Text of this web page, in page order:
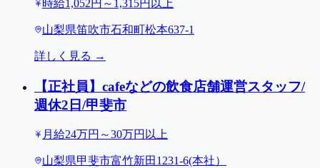
時給1,052円～1,315円以上
山梨県笛吹市石和町松本637-1
詳しく見る →
【正社員】cafeなどの飲食店舗運営スタッフ/
週休2日/甲斐市
月給24万円～30万円以上
山梨県甲斐市富竹新田1231-6(本社）